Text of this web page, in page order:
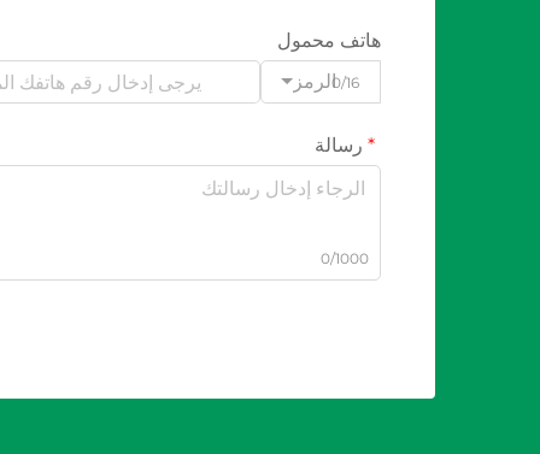
هاتف محمول
الرمز0/16
رسالة
0/1000